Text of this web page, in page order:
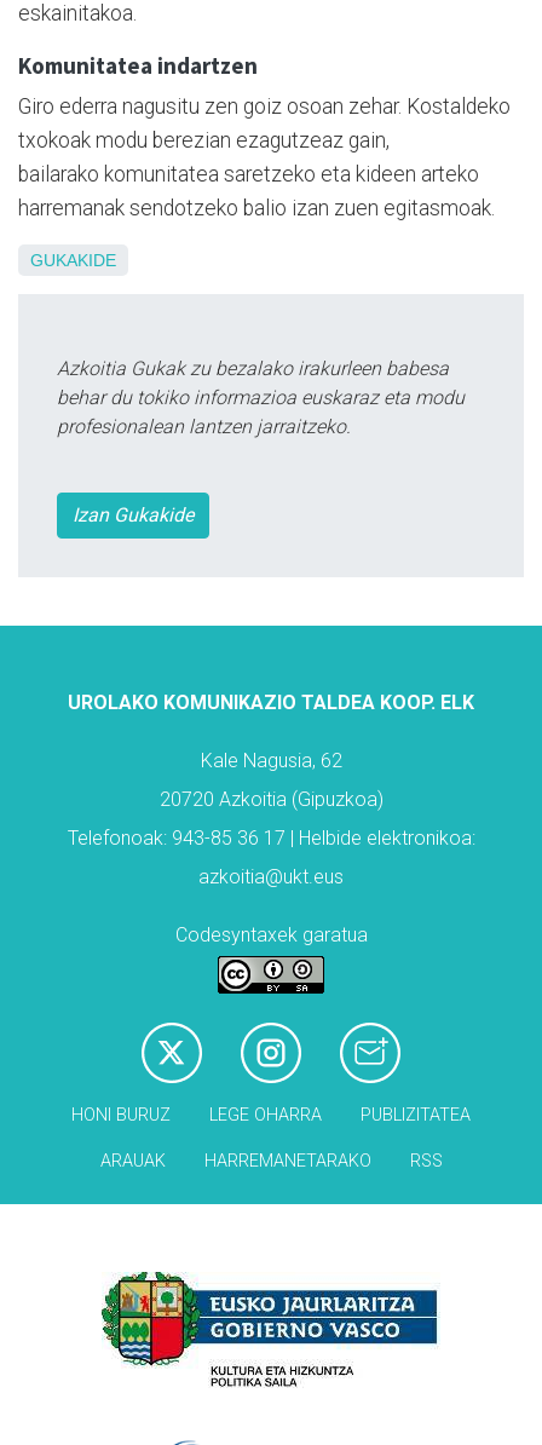
eskainitakoa.
Komunitatea indartzen
Giro ederra nagusitu zen goiz osoan zehar. Kostaldeko
txokoak modu berezian ezagutzeaz gain,
bailarako komunitatea saretzeko eta kideen arteko
harremanak sendotzeko balio izan zuen egitasmoak.
GUKAKIDE
Azkoitia Gukak zu bezalako irakurleen babesa
behar du tokiko informazioa euskaraz eta modu
profesionalean lantzen jarraitzeko.
Izan Gukakide
UROLAKO KOMUNIKAZIO TALDEA KOOP. ELK
Kale Nagusia, 62
20720 Azkoitia (Gipuzkoa)
Telefonoak: 943-85 36 17 | Helbide elektronikoa:
azkoitia@ukt.eus
Codesyntaxek garatua
HONI BURUZ LEGE OHARRA PUBLIZITATEA
ARAUAK HARREMANETARAKO RSS